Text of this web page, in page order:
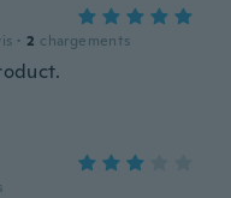
· 2 chargements